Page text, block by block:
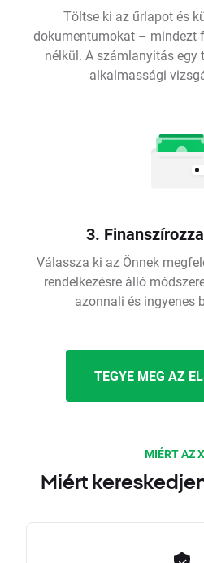
Töltse ki az űrlapot és
dokumentumokat – mindezt
nélkül. A számlanyitás egy
alkalmassági
3.
Válassza ki az Önnek
rendelkezésre álló
azonnali és ingyenes
TEGYE MEG AZ
MIÉRT AZ
Miért